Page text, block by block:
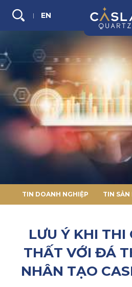
Tìm
kiếm...
EN
TIN DOANH NGHIỆP TIN SẢN
LƯU Ý KHI THI
THẤT VỚI ĐÁ
NHÂN TẠO